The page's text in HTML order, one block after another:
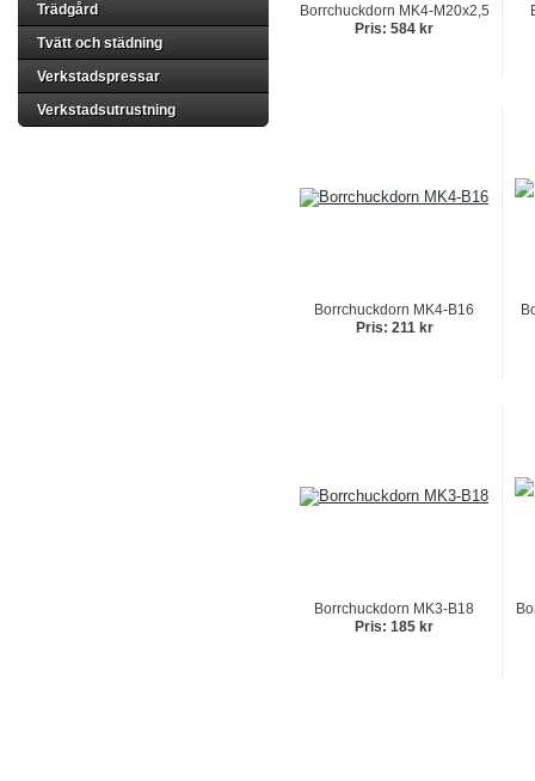
Trädgård
Tvätt och städning
Verkstadspressar
Verkstadsutrustning
Borrchuckdorn MK4-M20x2,5
Pris: 584 kr
Borrchuckdorn MK4-B16
Pris: 211 kr
Borrchuckdorn MK3-B18
Pris: 185 kr